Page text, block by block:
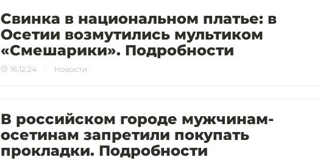
Свинка в национальном платье: в
Осетии возмутились мультиком
«Смешарики». Подробности
16.12.24 Новости
В российском городе мужчинам-
осетинам запретили покупать
прокладки. Подробности